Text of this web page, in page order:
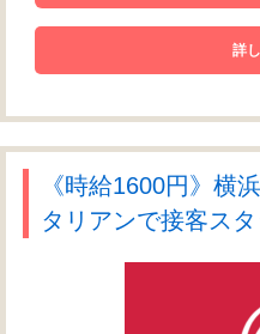
詳
《時給1600円》横
タリアンで接客スタ